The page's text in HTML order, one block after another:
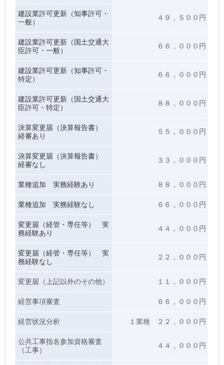
建設業許可更新（知事許可・
一般）
４９，５００円
建設業許可更新（国土交通大
臣許可・一般）
６６，０００円
建設業許可更新（知事許可・
特定）
６６，０００円
建設業許可更新（国土交通大
臣許可・特定）
８８，０００円
決算変更届（決算報告書）
経審あり
５５，０００円
決算変更届（決算報告書）
経審なし
３３，０００円
業種追加 実務経験あり ８８，０００円
業種追加 実務経験なし ６６，０００円
変更届（経管・専任等） 実
務経験あり
４４，０００円
変更届（経管・専任等） 実
務経験なし
２２，０００円
変更届（上記以外のその他） １１，０００円
経営事項審査 ６６，０００円
経営状況分析 １業種 ２２，０００円
公共工事指名参加資格審査
（工事）
４４，０００円